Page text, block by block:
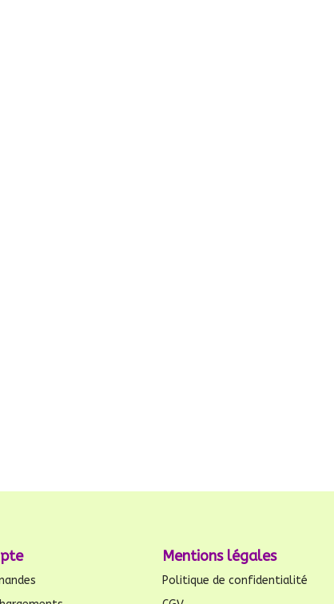
Mentions légales
Politique de confidentialité